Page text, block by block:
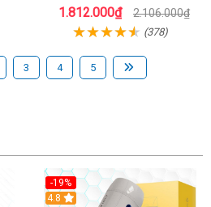
đeo siêu tiện
1.812.000₫ 2.106.000₫
(378)
3 4 5
-19%
Hot
4.8